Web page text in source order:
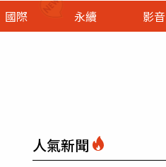
國際 永續 影音
人氣新聞